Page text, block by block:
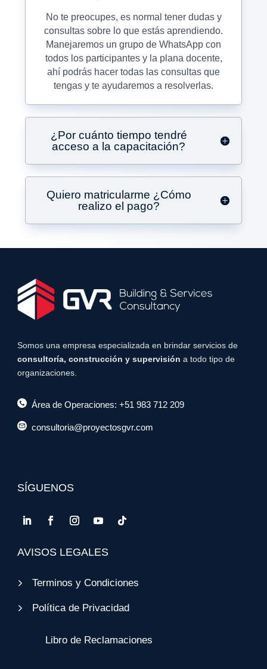
No te preocupes, es normal tener dudas y
consultas sobre lo que estás aprendiendo.
Manejaremos un grupo de WhatsApp con
todos los participantes y la plana docente,
ahí podrás hacer todas las consultas que
tengas y te ayudaremos a resolverlas.
¿Por cuánto tiempo tendré
acceso a la capacitación?
Quiero matricularme ¿Cómo
realizo el pago?
Somos una empresa especializada en brindar servicios de
consultoría, construcción y supervisión a todo tipo de
organizaciones.
Área de Operaciones: +51 983 712 209
consultoria@proyectosgvr.com
SÍGUENOS
AVISOS LEGALES
Terminos y Condiciones
Política de Privacidad
Libro de Reclamaciones